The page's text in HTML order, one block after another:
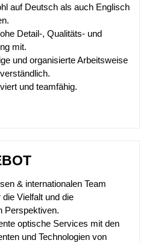
auf Deutsch als auch Englisch
Detail-, Qualitäts- und
mit.
und organisierte Arbeitsweise
und teamfähig.
& internationalen Team
Vielfalt und die
Perspektiven.
optische Services mit den
und Technologien von